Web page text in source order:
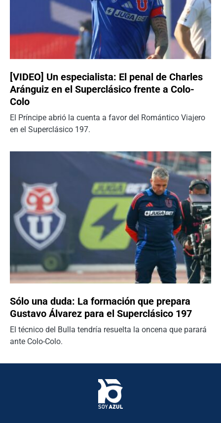
[VIDEO] Un especialista: El penal de Charles
Aránguiz en el Superclásico frente a Colo-
Colo
El Príncipe abrió la cuenta a favor del Romántico Viajero
en el Superclásico 197.
Sólo una duda: La formación que prepara
Gustavo Álvarez para el Superclásico 197
El técnico del Bulla tendría resuelta la oncena que parará
ante Colo-Colo.